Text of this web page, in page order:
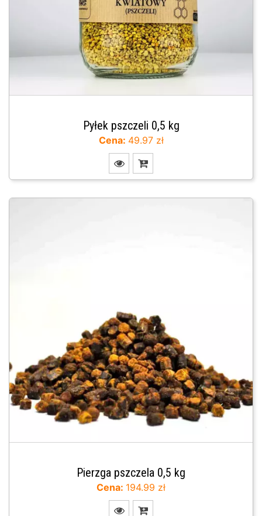
Pyłek pszczeli 0,5 kg
Cena: 49.97 zł
Pierzga pszczela 0,5 kg
Cena: 194.99 zł